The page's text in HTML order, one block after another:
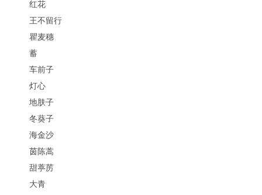
红花
王不留行
瞿麦穗
蓄
车前子
灯心
地肤子
冬葵子
海金沙
茵陈蒿
甜葶苈
大青